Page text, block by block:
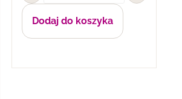
Dodaj do koszyka